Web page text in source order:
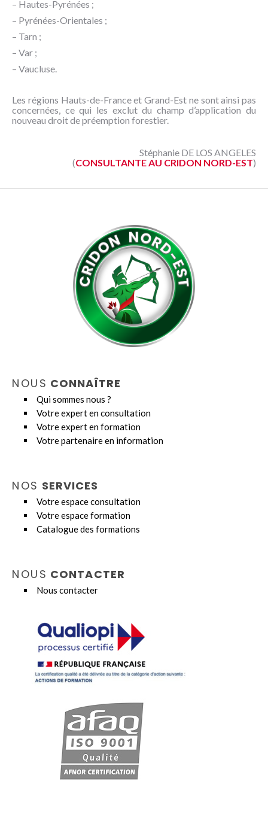
– Hautes-Pyrénées ;
– Pyrénées-Orientales ;
– Tarn ;
– Var ;
– Vaucluse.
Les régions Hauts-de-France et Grand-Est ne sont ainsi pas
concernées, ce qui les exclut du champ d’application du
nouveau droit de préemption forestier.
Stéphanie DE LOS ANGELES
(CONSULTANTE AU CRIDON NORD-EST)
NOUS CONNAÎTRE
Qui sommes nous ?
Votre expert en consultation
Votre expert en formation
Votre partenaire en information
NOS SERVICES
Votre espace consultation
Votre espace formation
Catalogue des formations
NOUS CONTACTER
Nous contacter